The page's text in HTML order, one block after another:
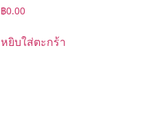
฿0.00
หยิบใส่ตะกร้า